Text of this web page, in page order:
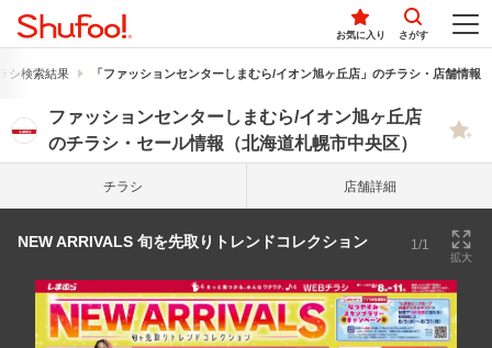
お気に入り さがす
シ検索結果 「ファッションセンターしまむら/イオン旭ヶ丘店」のチラシ・店舗情報
ファッションセンターしまむら/イオン旭ヶ丘店
のチラシ・セール情報（北海道札幌市中央区）
チラシ 店舗詳細
NEW ARRIVALS 旬を先取りトレンドコレクション 1/1
拡大